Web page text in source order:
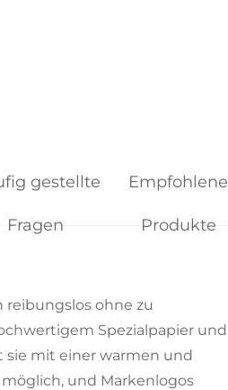
gestellte
Fragen
Empfohlene
Produkte
ohne zu
Spezialpapier und
sie mit einer warmen und
und Markenlogos